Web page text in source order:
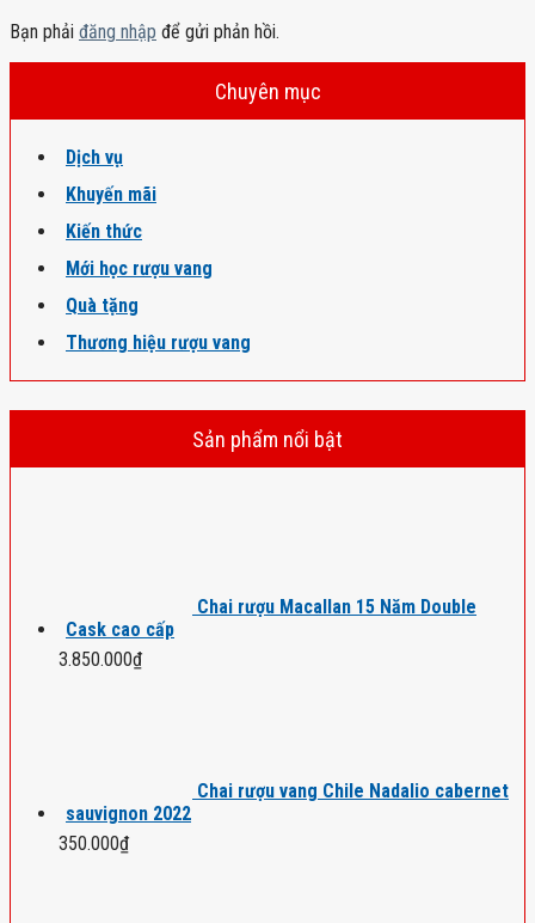
Bạn phải đăng nhập để gửi phản hồi.
Chuyên mục
Dịch vụ
Khuyến mãi
Kiến thức
Mới học rượu vang
Quà tặng
Thương hiệu rượu vang
Sản phẩm nổi bật
Chai rượu Macallan 15 Năm Double
Cask cao cấp
3.850.000₫
Chai rượu vang Chile Nadalio cabernet
sauvignon 2022
350.000₫